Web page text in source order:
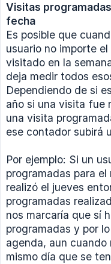
Visitas
fecha
Es posible que
usuario no importe
visitado en la
deja medir todos
Dependiendo de si
año si una visita fue
una visita
ese contador subirá
Por ejemplo: Si un
programadas para el
realizó el jueves
programadas
nos marcaría que sí
programadas y por
agenda, aun
mismo día que se